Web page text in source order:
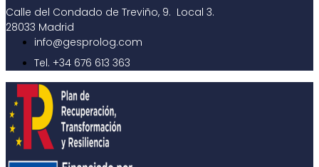
Calle del Condado de Treviño, 9. Local 3.
28033 Madrid
info@gesprolog.com
Tel. +34 676 613 363